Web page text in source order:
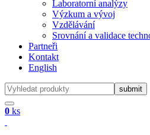
Laboratorní analýzy
Výzkum a vývoj
Vzdělávání
Srovnání a validace
Partneři
Kontakt
English
0 ks